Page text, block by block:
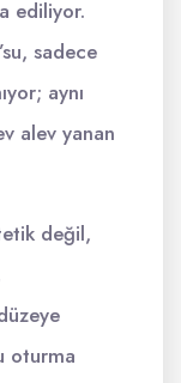
ediliyor.
sadece
aynı
alev yanan
değil,
oturma